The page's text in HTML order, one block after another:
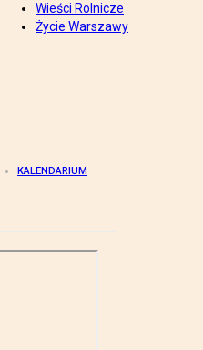
Wieści Rolnicze
Życie Warszawy
KALENDARIUM